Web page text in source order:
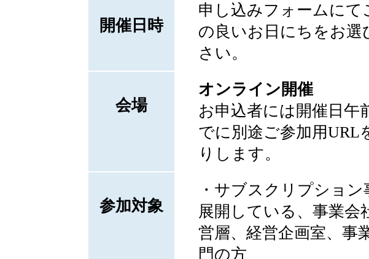
開催日時
申し込みフォームにて
の良いお日にちをお選
さい。
会場
オンライン開催
お申込者には開催日午
でに別途ご参加用URL
りします。
参加対象
・サブスクリプション
展開している、事業会
営層、経営企画室、事
門の方